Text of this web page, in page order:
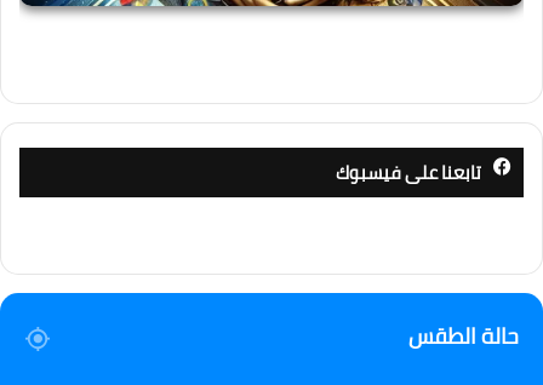
تابعنا على فيسبوك
حالة الطقس